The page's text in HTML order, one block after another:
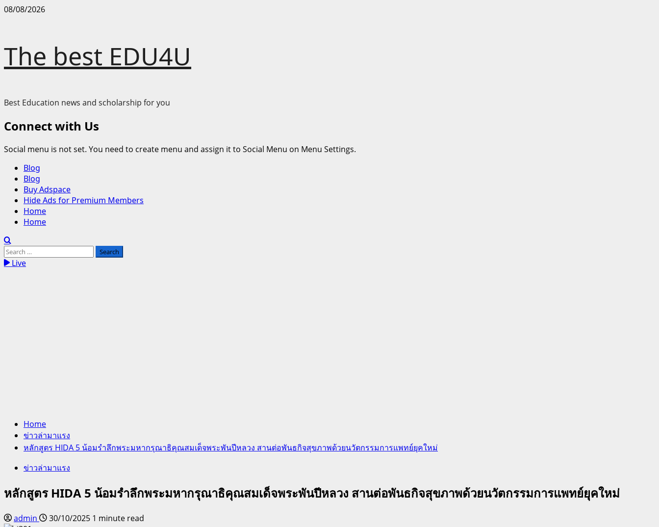
Skip
08/08/2026
The best EDU4U
Best Education news and scholarship for you
Connect with Us
Social menu is not set. You need to create menu and assign it to Social Menu on Menu Settings.
Primary
Menu
Blog
Blog
Buy Adspace
Hide Ads for Premium Members
Home
Home
Search
for:Live
Home
ข่าวล่ามาแรง
หลักสูตร HIDA 5 น้อมรำลึกพระมหากรุณาธิคุณสมเด็จพระพันปีหลวง สานต่อพันธกิจสุขภาพด้วยนวัตกรรมการแพทย์ยุคใหม่
ข่าวล่ามาแรง
หลักสูตร HIDA 5 น้อมรำลึกพระมหากรุณาธิคุณสมเด็จพระพันปีหลวง สานต่อพันธกิจสุขภาพด้วยนวัตกรรมการแพทย์ยุคใหม่
admin 30/10/2025 1 minute read